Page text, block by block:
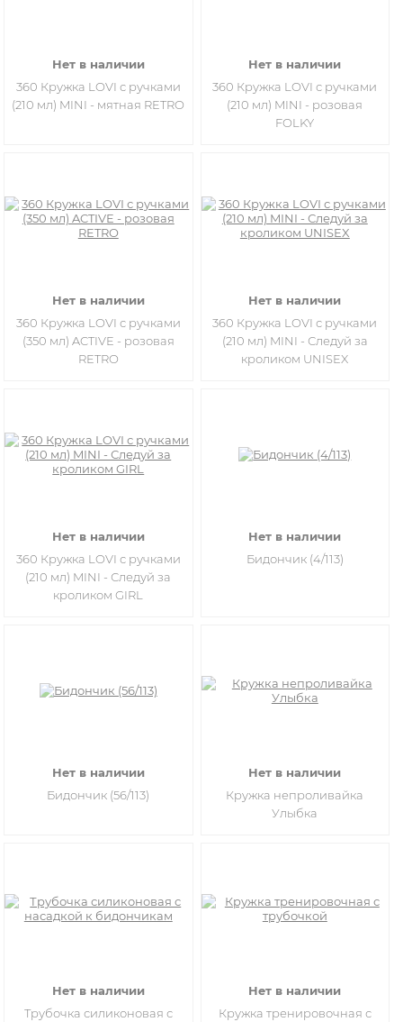
Нет в наличии
360 Кружка LOVI с ручками
(210 мл) MINI - мятная RETRO
Нет в наличии
360 Кружка LOVI с ручками
(210 мл) MINI - розовая
FOLKY
Нет в наличии
360 Кружка LOVI с ручками
(350 мл) ACTIVE - розовая
RETRO
Нет в наличии
360 Кружка LOVI с ручками
(210 мл) MINI - Следуй за
кроликом UNISEX
Нет в наличии
360 Кружка LOVI с ручками
(210 мл) MINI - Следуй за
кроликом GIRL
Нет в наличии
Бидончик (4/113)
Нет в наличии
Бидончик (56/113)
Нет в наличии
Кружка непроливайка
Улыбка
Нет в наличии
Трубочка силиконовая с
Нет в наличии
Кружка тренировочная с